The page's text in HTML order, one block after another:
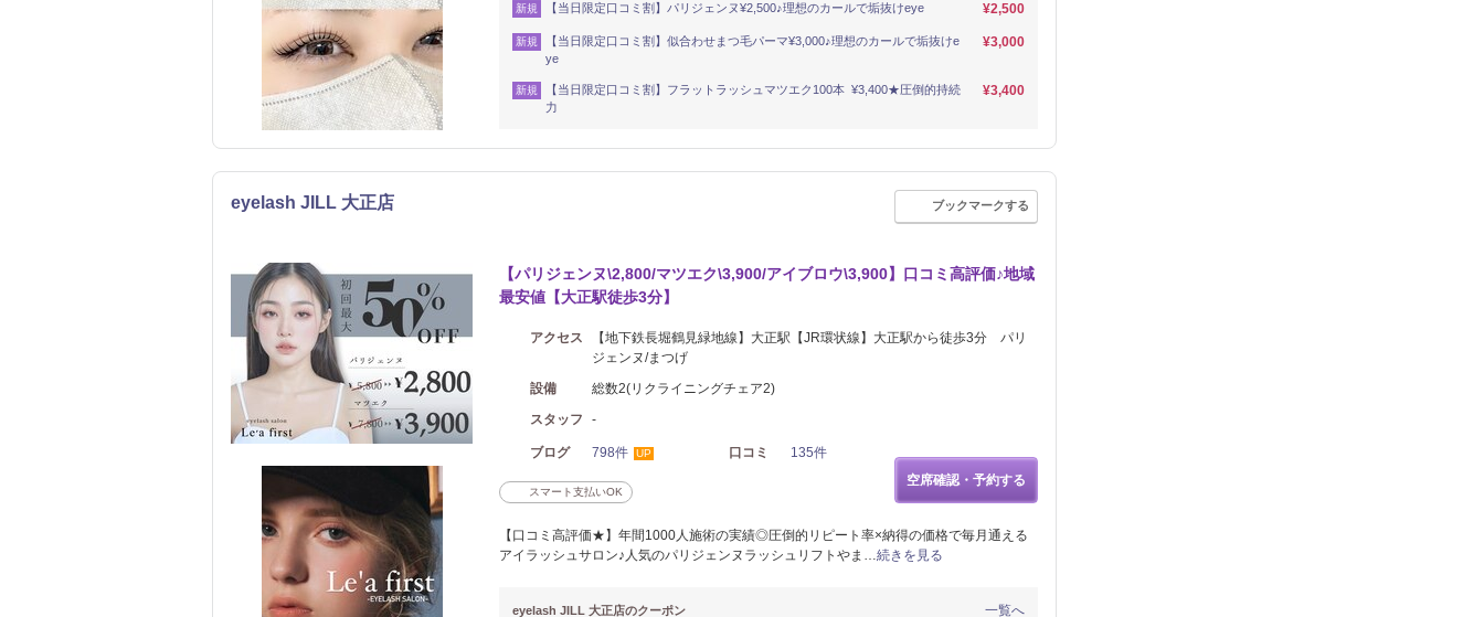
新規 【当日限定口コミ割】パリジェンヌ¥2,500♪理想のカールで垢抜けeye ¥2,500
新規
【当日限定口コミ割】似合わせまつ毛パーマ¥3,000♪理想のカールで垢抜けe
ye
¥3,000
新規
【当日限定口コミ割】フラットラッシュマツエク100本 ¥3,400★圧倒的持続
力
¥3,400
eyelash JILL 大正店 ブックマークする
【パリジェンヌ\2,800/マツエク\3,900/アイブロウ\3,900】口コミ高評価♪地域
最安値【大正駅徒歩3分】
アクセス
【地下鉄長堀鶴見緑地線】大正駅【JR環状線】大正駅から徒歩3分 パリ
ジェンヌ/まつげ
設備
総数2(リクライニングチェア2)
スタッフ
-
ブログ 798件 UP 口コミ 135件
スマート支払いOK
空席確認・予約する
【口コミ高評価★】年間1000人施術の実績◎圧倒的リピート率×納得の価格で毎月通える
アイラッシュサロン♪人気のパリジェンヌラッシュリフトやま…続きを見る
一覧へ
eyelash JILL 大正店のクーポン